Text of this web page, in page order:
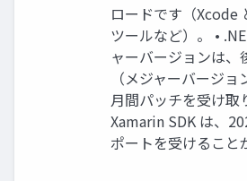
ロードです（Xcode
ツールなど）。 •
ャーバージョンは、
（メジャーバージ
⽉間パッチを受け取
Xamarin SDK は、
ポートを受けること